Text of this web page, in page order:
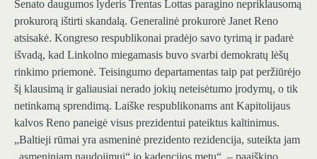
Senato daugumos lyderis Trentas Lottas paragino nepriklausomą
prokurorą ištirti skandalą. Generalinė prokurorė Janet Reno
atsisakė. Kongreso respublikonai pradėjo savo tyrimą ir padarė
išvadą, kad Linkolno miegamasis buvo svarbi demokratų lėšų
rinkimo priemonė. Teisingumo departamentas taip pat peržiūrėjo
šį klausimą ir galiausiai nerado jokių neteisėtumo įrodymų, o tik
netinkamą sprendimą. Laiške respublikonams ant Kapitolijaus
kalvos Reno paneigė visus prezidentui pateiktus kaltinimus.
„Baltieji rūmai yra asmeninė prezidento rezidencija, suteikta jam
„asmeniniam naudojimui“ jo kadencijos metu“, – paaiškino